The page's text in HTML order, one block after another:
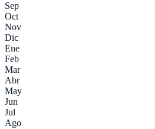
Sep
Oct
Nov
Dic
Ene
Feb
Mar
Abr
May
Jun
Jul
Ago